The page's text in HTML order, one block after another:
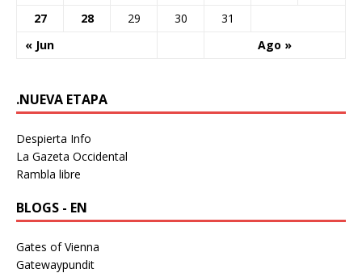
« Jun Ago »
27
28 29 30 31
.NUEVA ETAPA
Despierta Info
La Gazeta Occidental
Rambla libre
BLOGS - EN
Gates of Vienna
Gatewaypundit